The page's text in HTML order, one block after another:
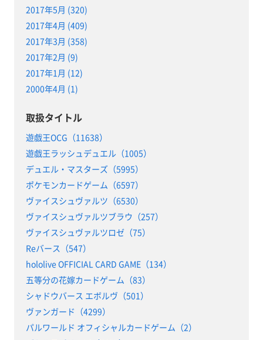
2017年5月 (320)
2017年4月 (409)
2017年3月 (358)
2017年2月 (9)
2017年1月 (12)
2000年4月 (1)
取扱タイトル
遊戯王OCG（11638）
遊戯王ラッシュデュエル（1005）
デュエル・マスターズ（5995）
ポケモンカードゲーム（6597）
ヴァイスシュヴァルツ（6530）
ヴァイスシュヴァルツブラウ（257）
ヴァイスシュヴァルツロゼ（75）
Reバース（547）
hololive OFFICIAL CARD GAME（134）
五等分の花嫁カードゲーム（83）
シャドウバース エボルヴ（501）
ヴァンガード（4299）
パルワールド オフィシャルカードゲーム（2）